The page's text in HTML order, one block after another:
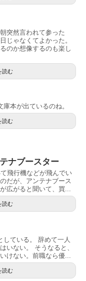
突然言われて参った
じゃなくてよかった。
のか想像するのも楽し
読む
本が出ているのね。
読む
ナブースター
飛行機などが飛んでい
だが、アンテナブース
広がると聞いて、買...
読む
している。 辞めて一人
いない。 そうなると、
けない。前職なら優...
読む